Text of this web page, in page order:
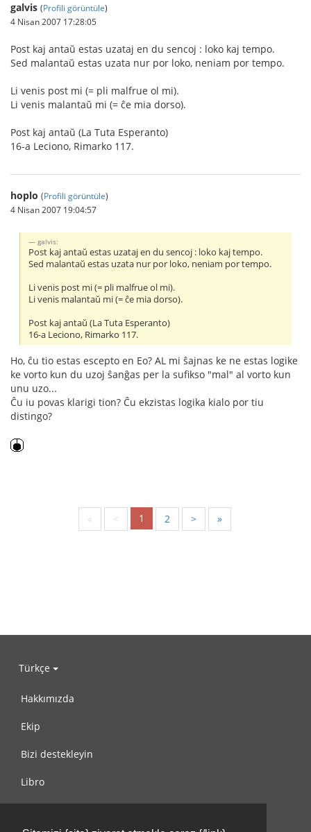
galvis (Profili görüntüle)
4 Nisan 2007 17:28:05
Post kaj antaŭ estas uzataj en du sencoj : loko kaj tempo.
Sed malantaŭ estas uzata nur por loko, neniam por tempo.
Li venis post mi (= pli malfrue ol mi).
Li venis malantaŭ mi (= ĉe mia dorso).
Post kaj antaŭ (La Tuta Esperanto)
16-a Leciono, Rimarko 117.
hoplo (Profili görüntüle)
4 Nisan 2007 19:04:57
galvis:
Post kaj antaŭ estas uzataj en du sencoj : loko kaj tempo.
Sed malantaŭ estas uzata nur por loko, neniam por tempo.
Li venis post mi (= pli malfrue ol mi).
Li venis malantaŭ mi (= ĉe mia dorso).
Post kaj antaŭ (La Tuta Esperanto)
16-a Leciono, Rimarko 117.
Ho, ĉu tio estas escepto en Eo? AL mi ŝajnas ke ne estas logike
ke vorto kun du uzoj ŝanĝas per la sufikso "mal" al vorto kun
unu uzo...
Ĉu iu povas klarigi tion? Ĉu ekzistas logika kialo por tiu
distingo?
« < 1 2 > »
Türkçe
Hakkımızda
Ekip
Bizi destekleyin
Libro